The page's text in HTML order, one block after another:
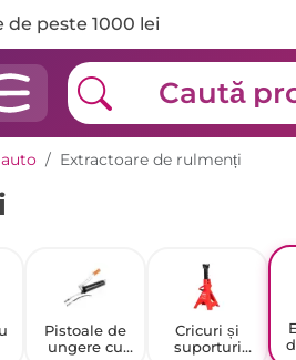
de peste 1000 lei
Extractoare de rulmenți
Pistoale de
ungere cu
Cricuri și
suporturi